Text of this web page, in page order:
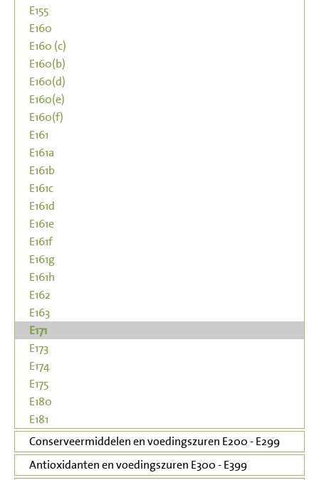
E155
E160
E160 (c)
E160(b)
E160(d)
E160(e)
E160(f)
E161
E161a
E161b
E161c
E161d
E161e
E161f
E161g
E161h
E162
E163
E171
E173
E174
E175
E180
E181
Conserveermiddelen en voedingszuren E200 - E299
Antioxidanten en voedingszuren E300 - E399